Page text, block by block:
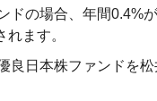
ドの場合、年間0.4%
ます。
良日本株ファンドを